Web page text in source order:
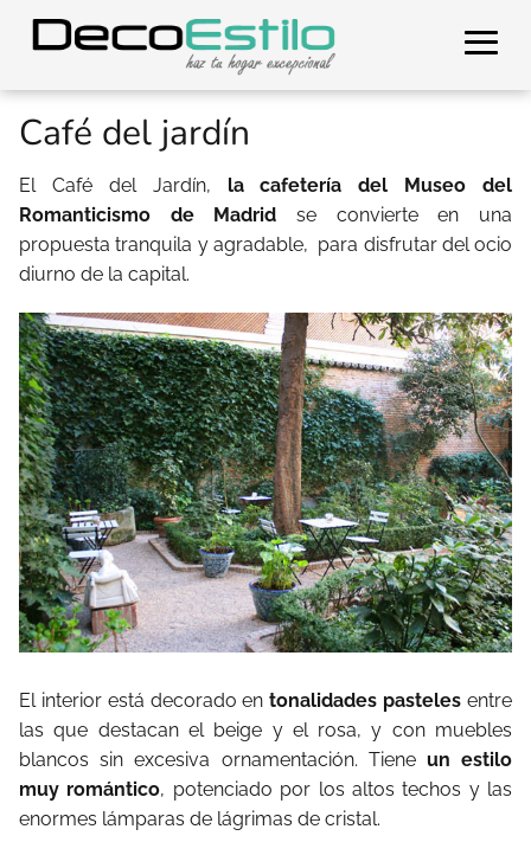
Café del jardín
El Café del Jardín, la cafetería del Museo del
Romanticismo de Madrid se convierte en una
propuesta tranquila y agradable, para disfrutar del ocio
diurno de la capital.
El interior está decorado entonalidades pasteles entre
las que destacan el beige y el rosa, y con muebles
blancos sin excesiva ornamentación. Tiene un estilo
muy romántico, potenciado por los altos techos y las
enormes lámparas de lágrimas de cristal.